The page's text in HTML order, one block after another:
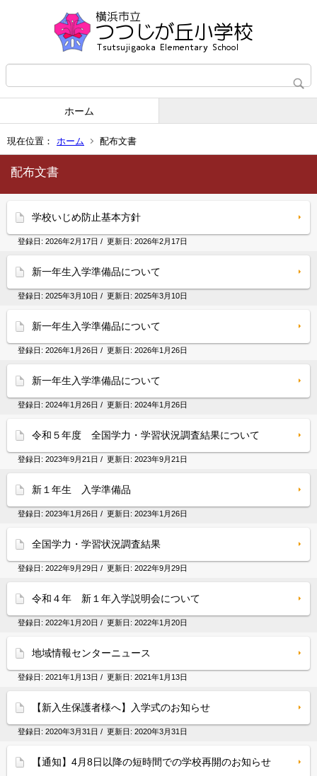
ホーム
現在位置： ホーム 配布文書
配布文書
学校いじめ防止基本方針
登録日: 2026年2月17日 / 更新日: 2026年2月17日
新一年生入学準備品について
登録日: 2025年3月10日 / 更新日: 2025年3月10日
新一年生入学準備品について
登録日: 2026年1月26日 / 更新日: 2026年1月26日
新一年生入学準備品について
登録日: 2024年1月26日 / 更新日: 2024年1月26日
令和５年度 全国学力・学習状況調査結果について
登録日: 2023年9月21日 / 更新日: 2023年9月21日
新１年生 入学準備品
登録日: 2023年1月26日 / 更新日: 2023年1月26日
全国学力・学習状況調査結果
登録日: 2022年9月29日 / 更新日: 2022年9月29日
令和４年 新１年入学説明会について
登録日: 2022年1月20日 / 更新日: 2022年1月20日
地域情報センターニュース
登録日: 2021年1月13日 / 更新日: 2021年1月13日
【新入生保護者様へ】入学式のお知らせ
登録日: 2020年3月31日 / 更新日: 2020年3月31日
【通知】4月8日以降の短時間での学校再開のお知らせ